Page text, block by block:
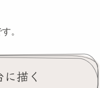
。
描く